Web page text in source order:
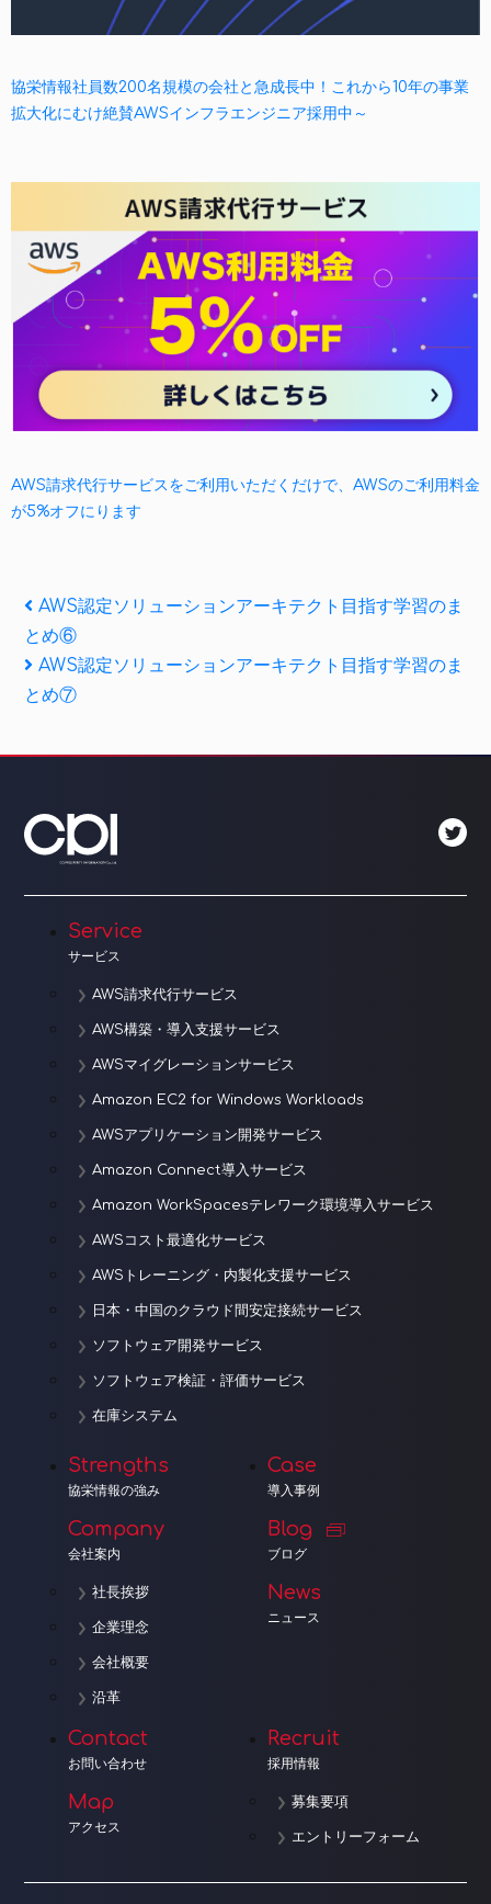
協栄情報社員数200名規模の会社と急成長中！これから10年の事業
拡大化にむけ絶賛AWSインフラエンジニア採用中～
AWS請求代行サービスをご利用いただくだけで、AWSのご利用料金
が5%オフにります
投
稿
ナ
ー
シ
ョ
ン
Previous
Post
AWS認定ソリューションアーキテクト目指す学習のま
とめ⑥
Next
Post
AWS認定ソリューションアーキテクト目指す学習のま
とめ⑦
Service
サービス
AWS請求代行サービス
AWS構築・導入支援サービス
AWSマイグレーションサービス
Amazon EC2 for Windows Workloads
AWSアプリケーション開発サービス
Amazon Connect導入サービス
Amazon WorkSpacesテレワーク環境導入サービス
AWSコスト最適化サービス
AWSトレーニング・内製化支援サービス
日本・中国のクラウド間安定接続サービス
ソフトウェア開発サービス
ソフトウェア検証・評価サービス
在庫システム
Strengths
協栄情報の強み
Company
会社案内
社長挨拶
企業理念
会社概要
沿革
Case
導入事例
Blog
ブログ
News
ニュース
Contact
お問い合わせ
Map
アクセス
Recruit
採用情報
募集要項
エントリーフォーム